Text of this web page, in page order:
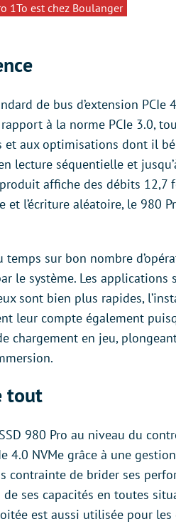
1To est chez Boulanger
de bus d’extension PCIe
à la norme PCIe 3.0,
aux optimisations dont il
lecture séquentielle et
affiche des débits 12,7
et l’écriture aléatoire, le 980
sur bon nombre
le système. Les applications
sont bien plus rapides,
leur compte également
chargement en jeu,
tout
980 Pro au niveau du
4.0 NVMe grâce à une
contrainte de brider ses
ses capacités en toutes
est aussi utilisée pour les